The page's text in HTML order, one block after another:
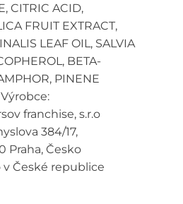
CITRIC ACID,
FRUIT EXTRACT,
LEAF OIL, SALVIA
BETA-
PINENE
Výrobce:
franchise, s.r.o
384/17,
Praha, Česko
České republice